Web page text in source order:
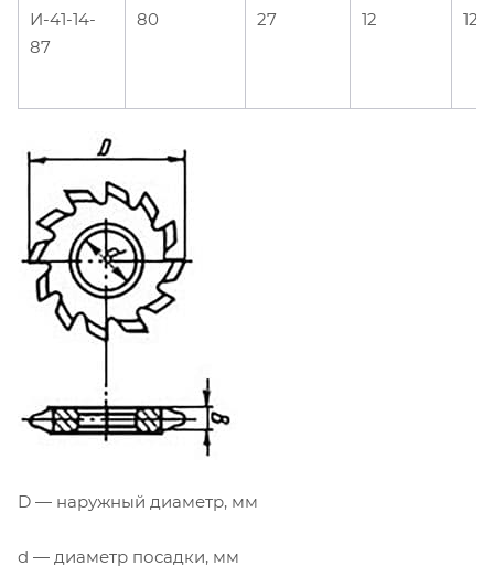
И-41-14-
87
80 27 12 12
D — наружный диаметр, мм
d — диаметр посадки, мм